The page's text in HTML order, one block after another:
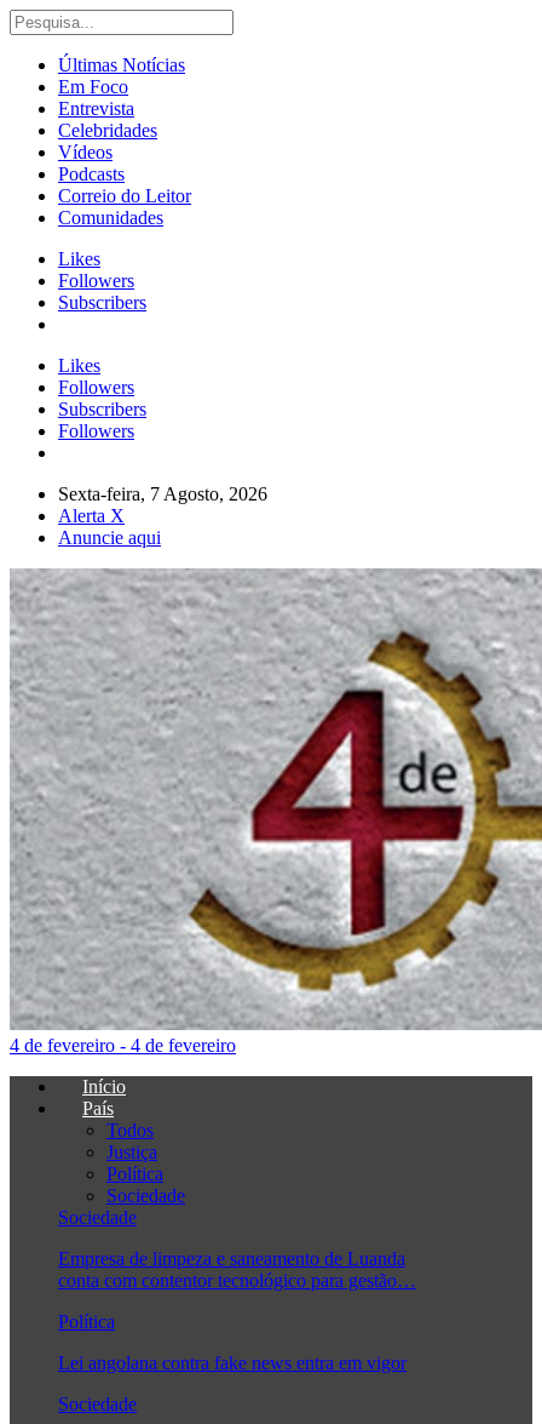
Últimas Notícias
Em Foco
Entrevista
Celebridades
Vídeos
Podcasts
Correio do Leitor
Comunidades
Likes
Followers
Subscribers
Likes
Followers
Subscribers
Followers
Sexta-feira, 7 Agosto, 2026
Alerta X
Anuncie aqui
4 de fevereiro - 4 de fevereiro
Início
País
Todos
Justiça
Política
Sociedade
Sociedade
Empresa de limpeza e saneamento de Luanda
conta com contentor tecnológico para gestão…
Política
Lei angolana contra fake news entra em vigor
Sociedade